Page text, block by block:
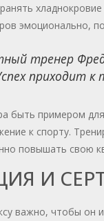
эмоционально,
тренер
приходит
быть примером
к спорту.
повышать свою
И
важно, чтобы он